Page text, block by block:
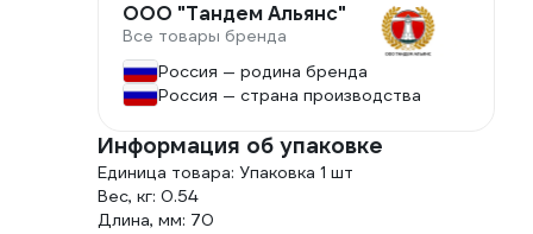
ООО "Тандем Альянс"
Все товары бренда
Россия — родина бренда
Россия — страна производства
Информация об упаковке
Единица товара: Упаковка 1 шт
Вес, кг: 0.54
Длина, мм: 70